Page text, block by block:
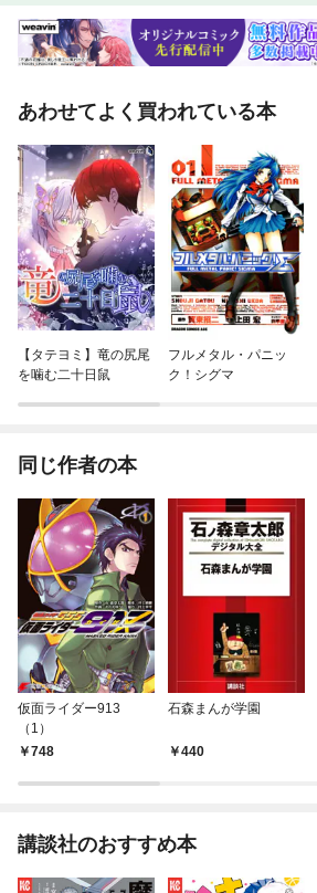
あわせてよく買われている本
【タテヨミ】竜の尻尾
を噛む二十日鼠
フルメタル・パニッ
ク！シグマ
同じ作者の本
仮面ライダー913
（1）
748
石森まんが学園
440
講談社のおすすめ本